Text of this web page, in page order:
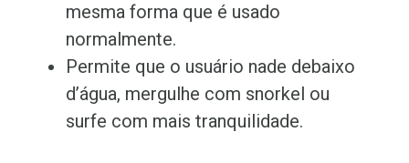
mesma forma que é usado
normalmente.
Permite que o usuário nade debaixo
d’água, mergulhe com snorkel ou
surfe com mais tranquilidade.